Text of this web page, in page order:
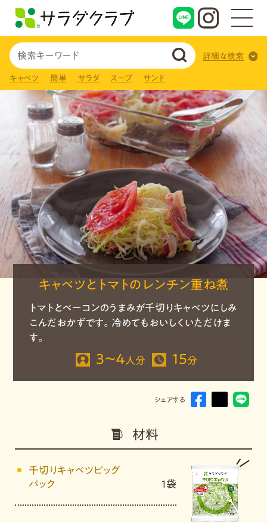
詳細な検索
キャベツ 簡単 サラダ スープ サンド
キャベツとトマトのレンチン重ね煮
トマトとベーコンのうまみが千切りキャベツにしみ
こんだおかずです。冷めてもおいしくいただけま
す。
３～４ 人分 15分
シェアする
材料
千切りキャベツビッグ
パック
1袋